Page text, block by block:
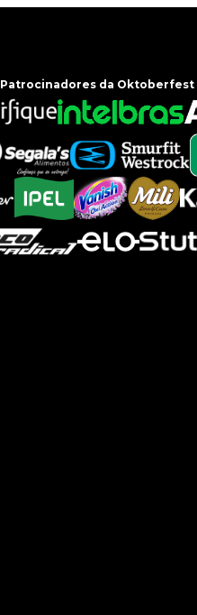
Patrocinadores da Oktoberfest